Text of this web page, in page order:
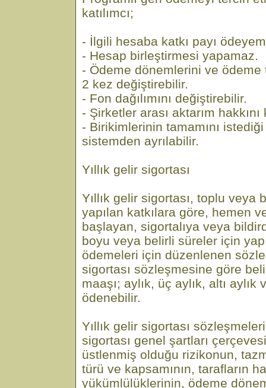
katılımcı;
- İlgili hesaba katkı payı
- Hesap birleştirmesi yapamaz.
- Ödeme dönemlerini ve ödeme
2 kez değiştirebilir.
- Fon dağılımını değiştirebilir.
- Şirketler arası aktarım
- Birikimlerinin tamamını
sistemden ayrılabilir.
Yıllık gelir sigortası
Yıllık gelir sigortası, toplu veya
yapılan katkılara göre, hemen
başlayan, sigortalıya veya
boyu veya belirli süreler için
ödemeleri için düzenlenen
sigortası sözleşmesine göre
maaşı; aylık, üç aylık, altı aylık
ödenebilir.
Yıllık gelir sigortası
sigortası genel şartları
üstlenmiş olduğu rizikonun,
türü ve kapsamının, tarafların
yükümlülüklerinin, ödeme